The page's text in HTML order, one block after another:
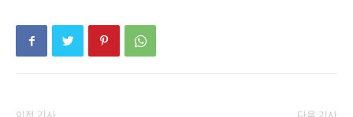
이전 기사 다음 기사